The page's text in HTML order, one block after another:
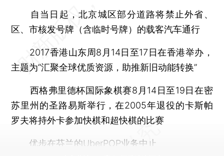
自当日起，北京城区部分道路将禁止外省、
区、市核发号牌（含临时号牌）的载客汽车通行
2017香港山东周8月14日至17日在香港举办，
主题为“汇聚全球优质资源，助推新旧动能转换”
西格弗里德杯国际象棋赛8月14日至19日在密
苏里州的圣路易斯举行，在2005年退役的卡斯帕
罗夫将持外卡参加快棋和超快棋的比赛
优步在芬兰的UberPOP业务中止